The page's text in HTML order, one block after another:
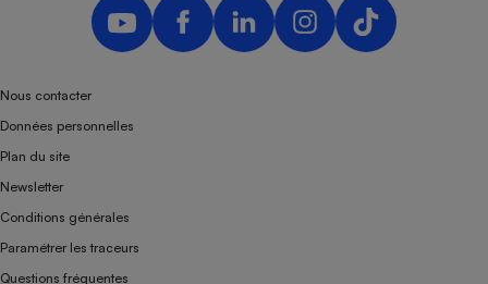
Nous contacter
Données personnelles
Plan du site
Newsletter
Conditions générales
Paramétrer les traceurs
Questions fréquentes